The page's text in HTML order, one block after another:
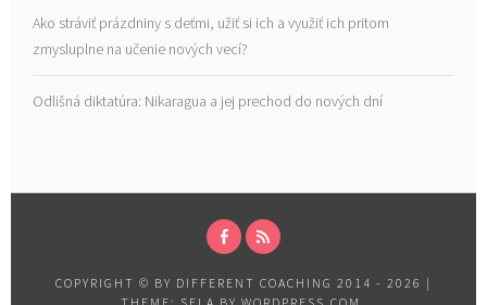
Ako stráviť prázdniny s deťmi, užiť si ich a využiť ich pritom
zmysluplne na učenie nových vecí?
Odlišná diktatúra: Nikaragua a jej prechod do nových dní
COPYRIGHT © BY DIFFERENT COACHING 2014 - 2026 |
THEME: SELA BY WORDPRESS.COM